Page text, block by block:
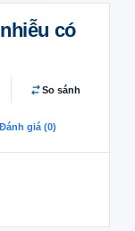
có
So sánh
Đánh giá (0)